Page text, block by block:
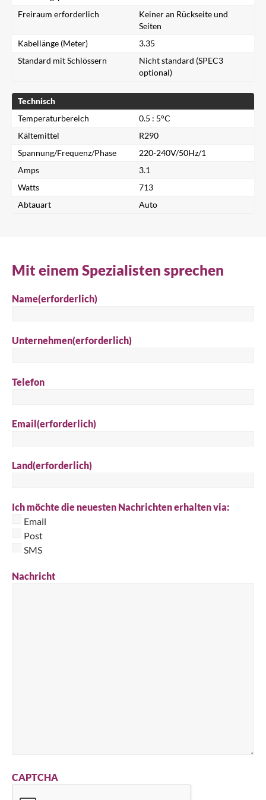
Nach einem Produkt suchen...
Freiraum erforderlich
Keiner an Rückseite und
Seiten
Kabellänge (Meter)
3.35
Standard mit Schlössern
Nicht standard (SPEC3
optional)
Technisch
Temperaturbereich
0.5 : 5°C
Kältemittel
R290
Spannung/Frequenz/Phase
220-240V/50Hz/1
Amps
3.1
Watts
713
Abtauart
Auto
Mit einem Spezialisten sprechen
Name(erforderlich)
Unternehmen(erforderlich)
Telefon
Email(erforderlich)
Land(erforderlich)
Ich möchte die neuesten Nachrichten erhalten via:
Email
Post
SMS
Nachricht
CAPTCHA